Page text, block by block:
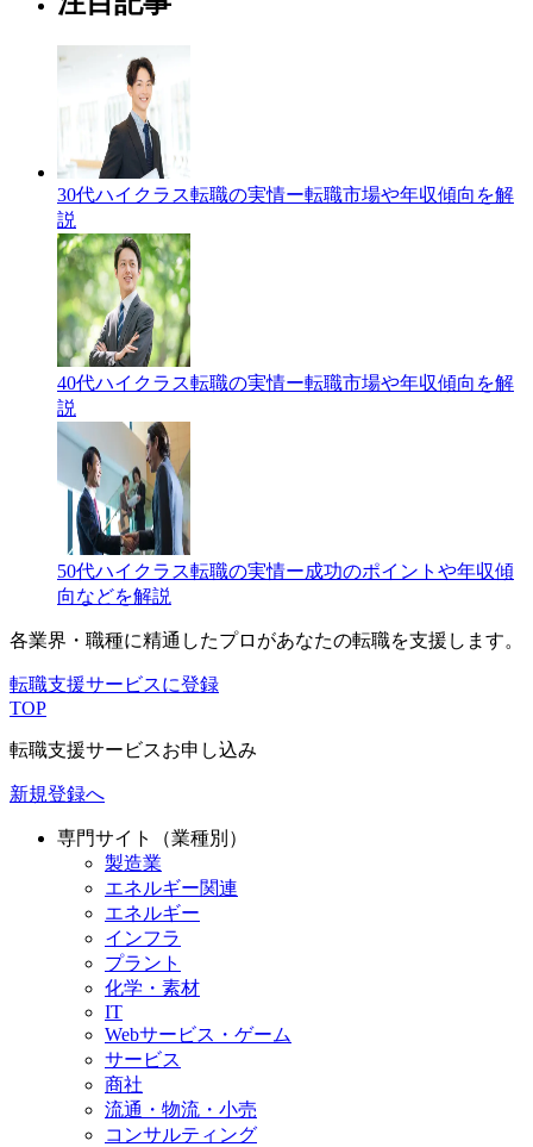
30代ハイクラス転職の実情ー転職市場や年収傾向を解
説
40代ハイクラス転職の実情ー転職市場や年収傾向を解
説
50代ハイクラス転職の実情ー成功のポイントや年収傾
向などを解説
各業界・職種に精通したプロがあなたの転職を支援します。
転職支援サービスに登録
TOP
転職支援サービスお申し込み
新規登録へ
専門サイト（業種別）
製造業
エネルギー関連
エネルギー
インフラ
プラント
化学・素材
IT
Webサービス・ゲーム
サービス
商社
流通・物流・小売
コンサルティング